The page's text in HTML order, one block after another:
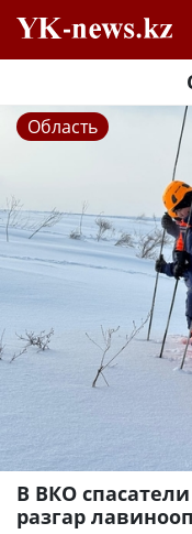
Область
В ВКО
разгар